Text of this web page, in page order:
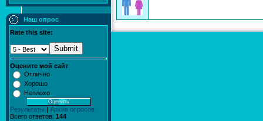
Наш опрос
Rate this site:
Submit
Оцените мой сайт
Отлично
Хорошо
Неплохо
Результаты
Архив опросов
Всего ответов: 144